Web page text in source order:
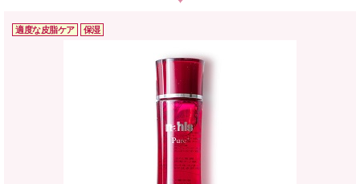
適度な皮脂ケア 保湿